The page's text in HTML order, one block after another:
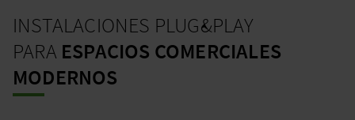
INSTALACIONES PLUG&PLAY
PARA ESPACIOS COMERCIALES
MODERNOS